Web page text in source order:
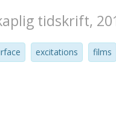
tidskrift,
excitations films